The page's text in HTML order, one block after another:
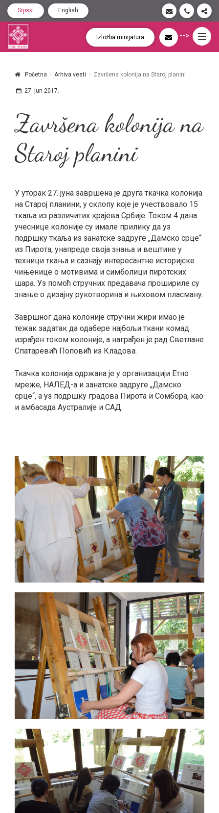
Srpski English
Izložba minijatura -->
Početna Arhiva vesti Završena kolonija na Staroj planini
27. jun 2017.
Završena kolonija na
Staroj planini
У уторак 27. јуна завршена је друга ткачка колонија
на Старој планини, у склопу које је учествовало 15
ткаља из различитих крајева Србије. Током 4 дана
учеснице колоније су имале прилику да уз
подршку ткаља из занатске задруге „Дамско срце“
из Пирота, унапреде своја знања и вештине у
техници ткања и сазнају интересантне историјске
чињенице о мотивима и симболици пиротских
шара. Уз помоћ стручних предавача прошириле су
знање о дизајну рукотворина и њиховом пласману.
Завршног дана колоније стручни жири имао је
тежак задатак да одабере најбољи ткани комад
израђен током колоније, а награђен је рад Светлане
Спатаревић Поповић из Кладова.
Ткачка колонија одржана је у организацији Етно
мреже, НАЛЕД-а и занатске задруге „Дамско
срце“, а уз подршку градова Пирота и Сомбора, као
и амбасада Аустралије и САД.